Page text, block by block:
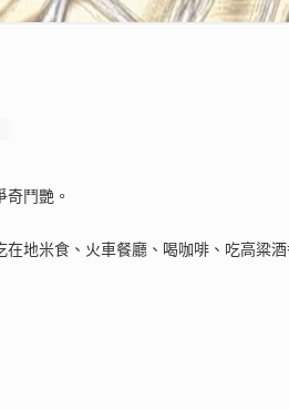
鬥艷。
地米食、火車餐廳、喝咖啡、吃高粱